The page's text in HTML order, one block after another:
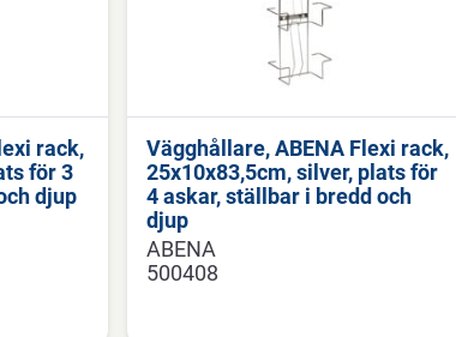
rack,
för 3
djup
Vägghållare, ABENA Flexi rack,
25x10x83,5cm, silver, plats för
4 askar, ställbar i bredd och
djup
ABENA
500408